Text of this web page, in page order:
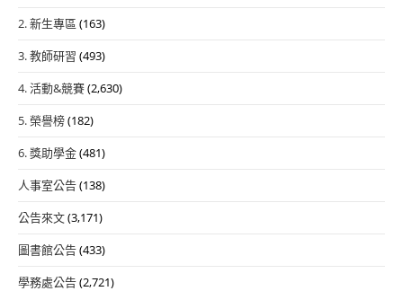
2. 新生專區 (163)
3. 教師研習 (493)
4. 活動&競賽(2,630)
5. 榮譽榜(182)
6. 獎助學金(481)
人事室公告(138)
公告來文(3,171)
圖書館公告(433)
學務處公告(2,721)